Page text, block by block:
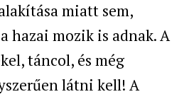
miatt sem,
hazai mozik is adnak. A
táncol, és még
látni kell! A